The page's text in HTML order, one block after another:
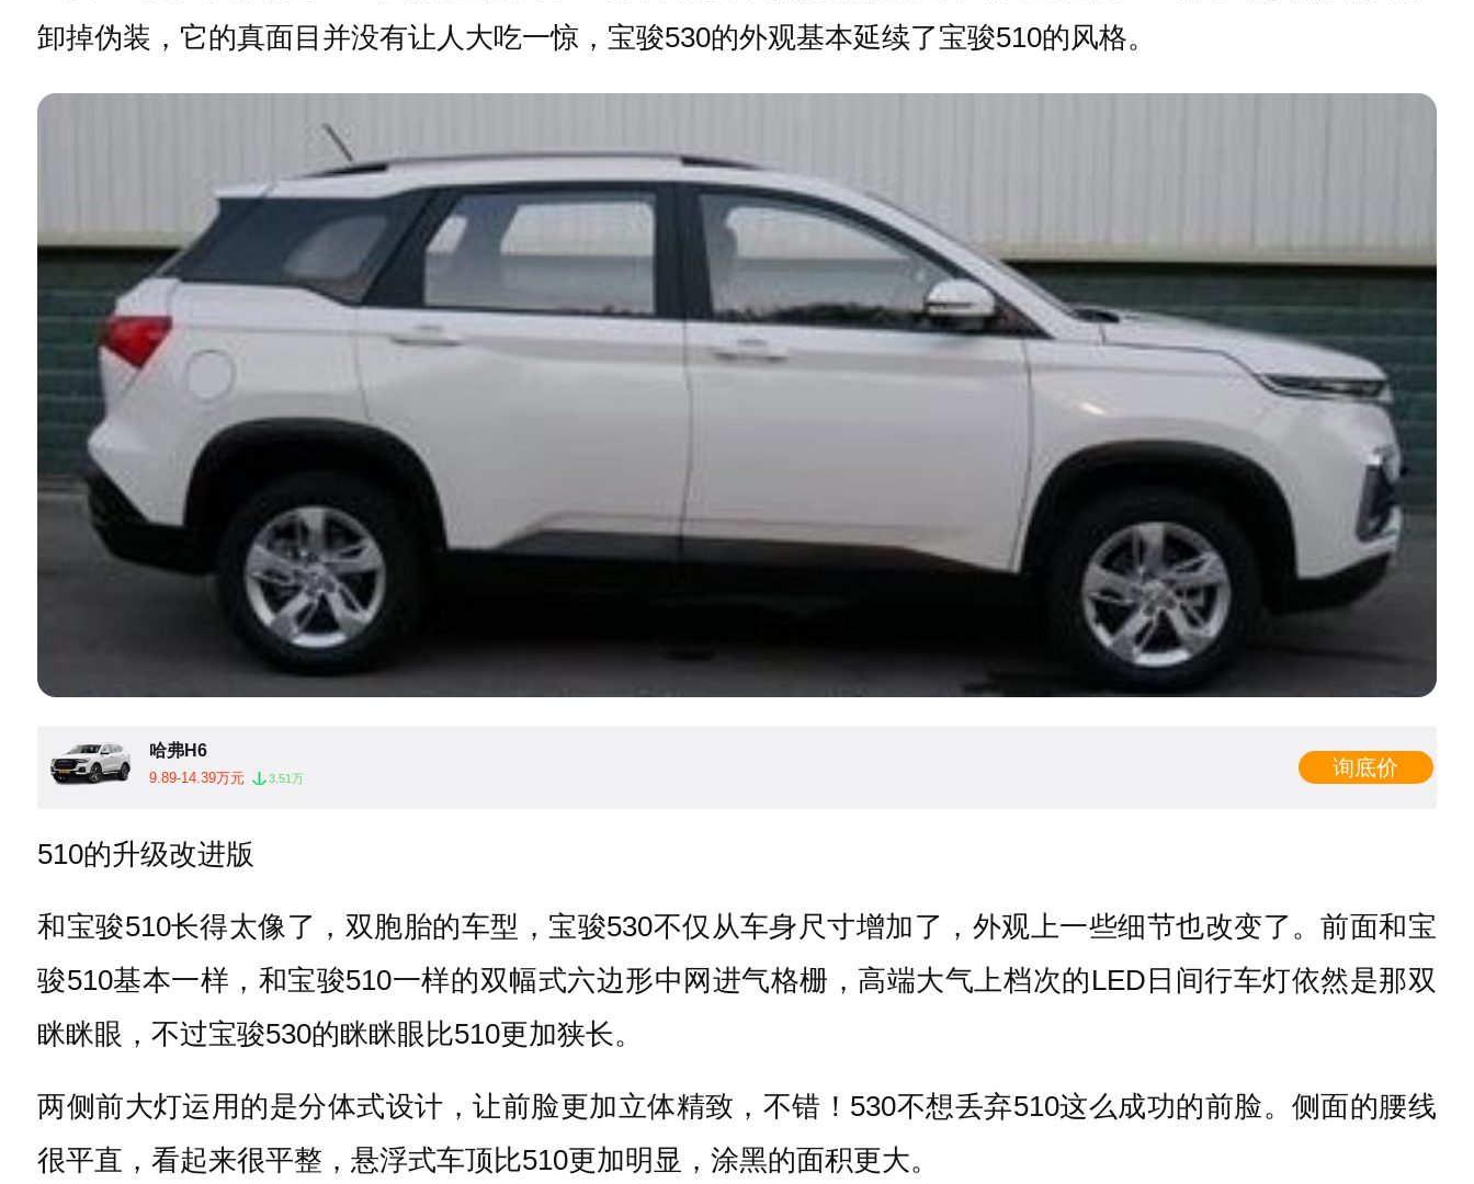
卸掉伪装，它的真面目并没有让人大吃一惊，宝骏530的外观基本延续了宝骏510的风格。
哈弗H6
9.89-14.39万元 3.51万 询底价
510的升级改进版
和宝骏510长得太像了，双胞胎的车型，宝骏530不仅从车身尺寸增加了，外观上一些细节也改变了。前面和宝
骏510基本一样，和宝骏510一样的双幅式六边形中网进气格栅，高端大气上档次的LED日间行车灯依然是那双
眯眯眼，不过宝骏530的眯眯眼比510更加狭长。
两侧前大灯运用的是分体式设计，让前脸更加立体精致，不错！530不想丢弃510这么成功的前脸。侧面的腰线
很平直，看起来很平整，悬浮式车顶比510更加明显，涂黑的面积更大。